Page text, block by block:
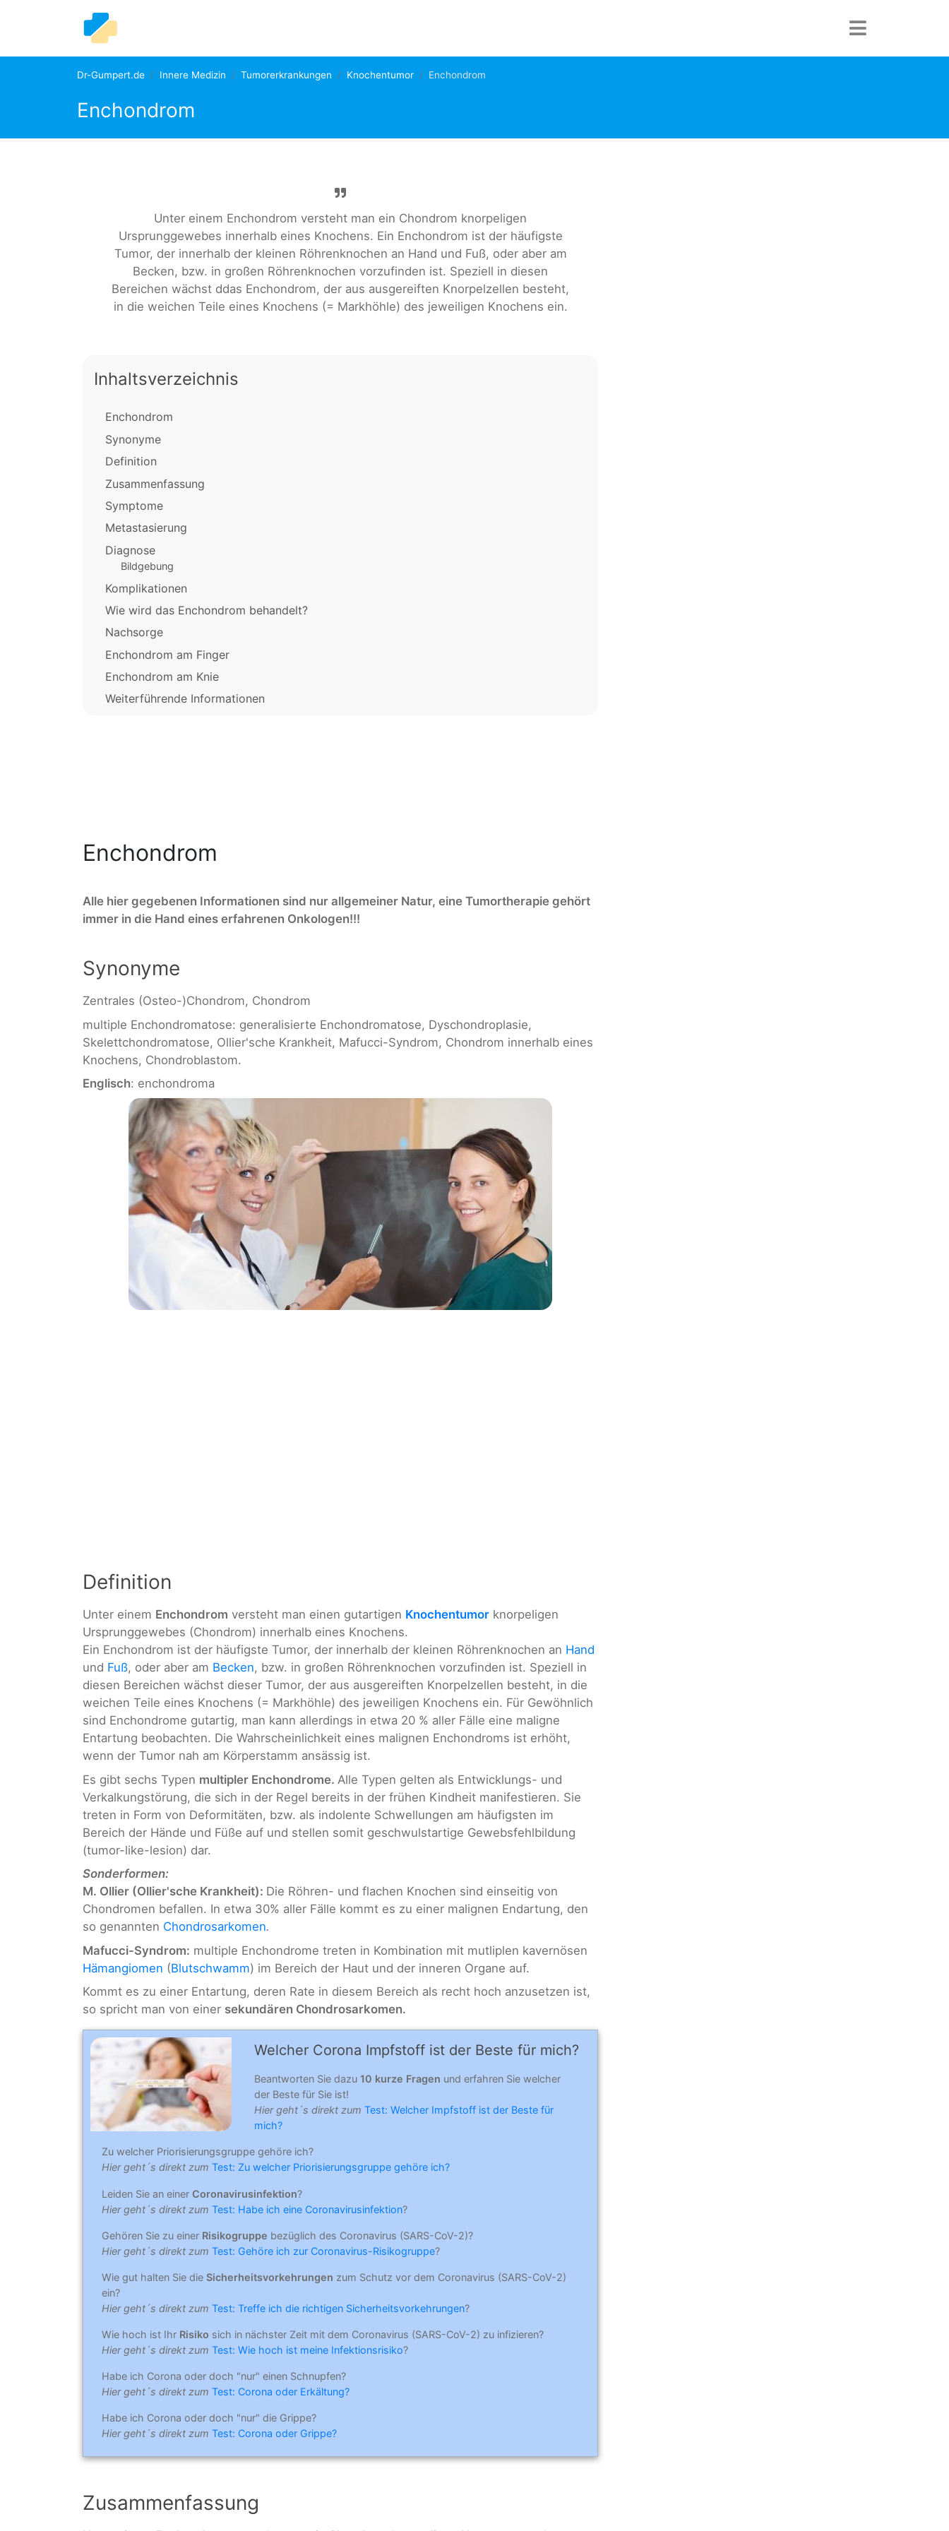
Dr-Gumpert.de Innere Medizin Tumorerkrankungen Knochentumor Enchondrom
Enchondrom
Unter einem Enchondrom versteht man ein Chondrom knorpeligen
Ursprunggewebes innerhalb eines Knochens. Ein Enchondrom ist der häufigste
Tumor, der innerhalb der kleinen Röhrenknochen an Hand und Fuß, oder aber am
Becken, bzw. in großen Röhrenknochen vorzufinden ist. Speziell in diesen
Bereichen wächst ddas Enchondrom, der aus ausgereiften Knorpelzellen besteht,
in die weichen Teile eines Knochens (= Markhöhle) des jeweiligen Knochens ein.
Inhaltsverzeichnis
Enchondrom
Synonyme
Definition
Zusammenfassung
Symptome
Metastasierung
Diagnose
Bildgebung
Komplikationen
Wie wird das Enchondrom behandelt?
Nachsorge
Enchondrom am Finger
Enchondrom am Knie
Weiterführende Informationen
Enchondrom
Alle hier gegebenen Informationen sind nur allgemeiner Natur, eine Tumortherapie gehört
immer in die Hand eines erfahrenen Onkologen!!!
Synonyme
Zentrales (Osteo-)Chondrom, Chondrom
multiple Enchondromatose: generalisierte Enchondromatose, Dyschondroplasie,
Skelettchondromatose, Ollier'sche Krankheit, Mafucci-Syndrom, Chondrom innerhalb eines
Knochens, Chondroblastom.
Englisch: enchondroma
Definition
Unter einem Enchondrom versteht man einen gutartigen Knochentumor knorpeligen
Ursprunggewebes (Chondrom) innerhalb eines Knochens.
Ein Enchondrom ist der häufigste Tumor, der innerhalb der kleinen Röhrenknochen an Hand
und Fuß, oder aber am Becken, bzw. in großen Röhrenknochen vorzufinden ist. Speziell in
diesen Bereichen wächst dieser Tumor, der aus ausgereiften Knorpelzellen besteht, in die
weichen Teile eines Knochens (= Markhöhle) des jeweiligen Knochens ein. Für Gewöhnlich
sind Enchondrome gutartig, man kann allerdings in etwa 20 % aller Fälle eine maligne
Entartung beobachten. Die Wahrscheinlichkeit eines malignen Enchondroms ist erhöht,
wenn der Tumor nah am Körperstamm ansässig ist.
Es gibt sechs Typen multipler Enchondrome. Alle Typen gelten als Entwicklungs- und
Verkalkungstörung, die sich in der Regel bereits in der frühen Kindheit manifestieren. Sie
treten in Form von Deformitäten, bzw. als indolente Schwellungen am häufigsten im
Bereich der Hände und Füße auf und stellen somit geschwulstartige Gewebsfehlbildung
(tumor-like-lesion) dar.
Sonderformen:
M. Ollier (Ollier'sche Krankheit): Die Röhren- und flachen Knochen sind einseitig von
Chondromen befallen. In etwa 30% aller Fälle kommt es zu einer malignen Endartung, den
so genannten Chondrosarkomen.
Mafucci-Syndrom: multiple Enchondrome treten in Kombination mit mutliplen kavernösen
Hämangiomen (Blutschwamm) im Bereich der Haut und der inneren Organe auf.
Kommt es zu einer Entartung, deren Rate in diesem Bereich als recht hoch anzusetzen ist,
so spricht man von einer sekundären Chondrosarkomen.
Welcher Corona Impfstoff ist der Beste für mich?
Beantworten Sie dazu 10 kurze Fragen und erfahren Sie welcher
der Beste für Sie ist!
Hier geht´s direkt zum Test: Welcher Impfstoff ist der Beste für
mich?
Zu welcher Priorisierungsgruppe gehöre ich?
Hier geht´s direkt zum Test: Zu welcher Priorisierungsgruppe gehöre ich?
Leiden Sie an einer Coronavirusinfektion?
Hier geht´s direkt zum Test: Habe ich eine Coronavirusinfektion?
Gehören Sie zu einer Risikogruppe bezüglich des Coronavirus (SARS-CoV-2)?
Hier geht´s direkt zum Test: Gehöre ich zur Coronavirus-Risikogruppe?
Wie gut halten Sie die Sicherheitsvorkehrungen zum Schutz vor dem Coronavirus (SARS-CoV-2)
ein?
Hier geht´s direkt zum Test: Treffe ich die richtigen Sicherheitsvorkehrungen?
Wie hoch ist Ihr Risiko sich in nächster Zeit mit dem Coronavirus (SARS-CoV-2) zu infizieren?
Hier geht´s direkt zum Test: Wie hoch ist meine Infektionsrisiko?
Habe ich Corona oder doch "nur" einen Schnupfen?
Hier geht´s direkt zum Test: Corona oder Erkältung?
Habe ich Corona oder doch "nur" die Grippe?
Hier geht´s direkt zum Test: Corona oder Grippe?
Zusammenfassung